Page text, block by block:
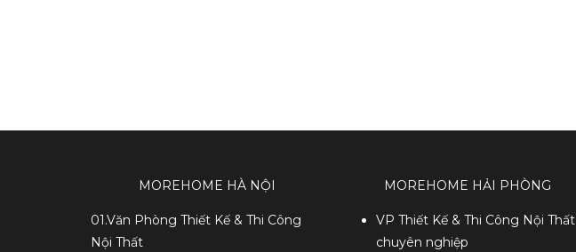
MOREHOME HÀ NỘI
01.Văn Phòng Thiết Kế & Thi Công
Nội Thất
MOREHOME HẢI PHÒNG
VP Thiết Kế & Thi Công Nội Thất
chuyên nghiệp